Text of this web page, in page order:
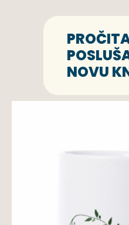
NOVU